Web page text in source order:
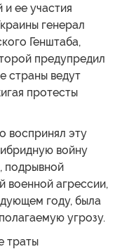
ее участия
генерал
Генштаба,
предупредил
страны ведут
протесты
воспринял эту
войну
подрывной
военной агрессии,
году, была
угрозу.
траты